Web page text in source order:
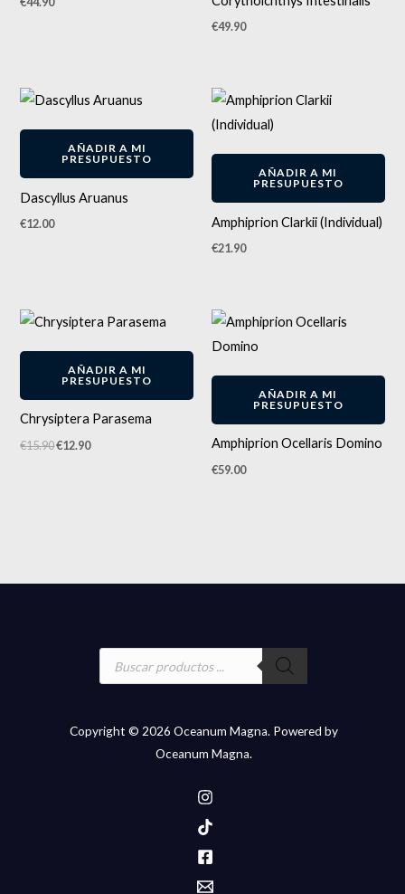
€49.90
AÑADIR A MI
PRESUPUESTO
Dascyllus Aruanus
€12.00
AÑADIR A MI
PRESUPUESTO
Amphiprion Clarkii (Individual)
€21.90
-19%
AÑADIR A MI
PRESUPUESTO
Chrysiptera Parasema
€15.90
El
precio
€15.90.
€12.90
El
precio
€12.90.
AÑADIR A MI
PRESUPUESTO
Amphiprion Ocellaris Domino
€59.00
Búsqueda
productos
Copyright © 2026 Oceanum Magna. Powered by
Oceanum Magna.